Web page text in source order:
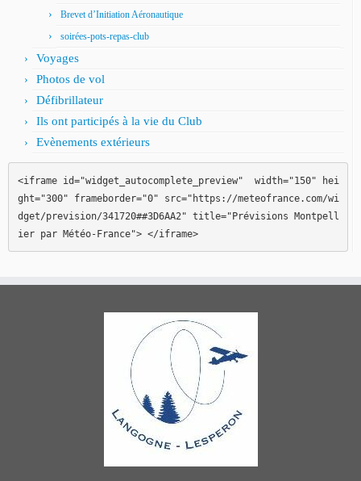
Brevet d’Initiation Aéronautique
soirées-pots-repas-club
Voyages
Photos de vol
Défibrillateur
Ils ont participés à la vie du Club
Evènements extérieurs
<iframe id="widget_autocomplete_preview"  width="150" hei
ght="300" frameborder="0" src="https://meteofrance.com/wi
dget/prevision/341720##3D6AA2" title="Prévisions Montpell
ier par Météo-France"> </iframe>